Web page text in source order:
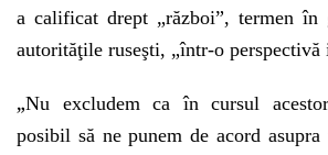
a calificat drept „război”, termen în
autorităţile ruseşti, „într-o perspectivă
„Nu excludem ca în cursul
posibil să ne punem de acord